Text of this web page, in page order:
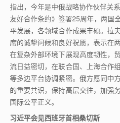
指出，今年是中俄战略协作伙伴关
友好合作条约》签署25周年，两国
平发展，各领域合作成果丰硕。拉
席的诚挚问候和良好祝愿，表示在
在复杂外部环境下展现高度韧性，
流日益密切，在联合国、上海合作
等多边平台协调紧密。俄方愿同中
的重要共识，保持高层交往，加强
国际公平正义。
习近平会见西班牙首相桑切斯